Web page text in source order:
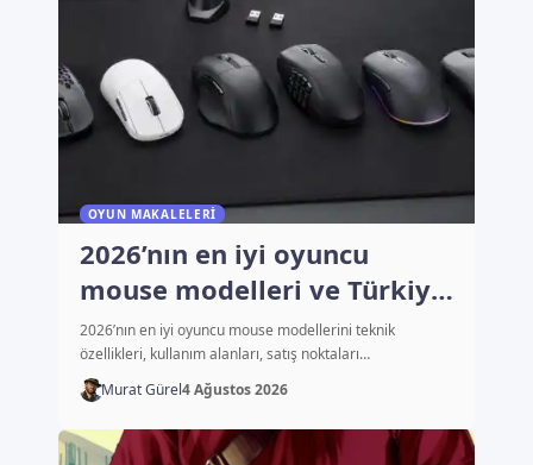
OYUN MAKALELERI
2026’nın en iyi oyuncu
mouse modelleri ve Türkiye
fiyatları
2026’nın en iyi oyuncu mouse modellerini teknik
özellikleri, kullanım alanları, satış noktaları…
Murat Gürel4 Ağustos 2026